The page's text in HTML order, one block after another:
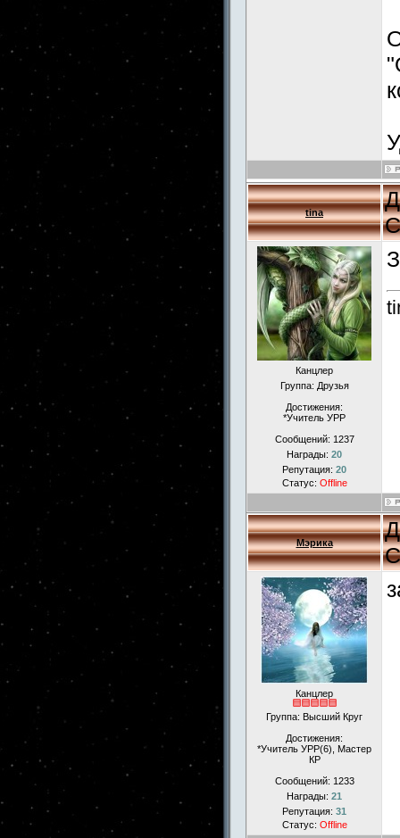
tina
Канцлер
Группа: Друзья
Достижения:
*Учитель УРР
Сообщений: 1237
Награды: 20
Репутация: 20
Статус: Offline
Мэрика
Канцлер
Группа: Высший Круг
Достижения:
*Учитель УРР(6), Мастер
КР
Сообщений: 1233
Награды: 21
Репутация: 31
Статус: Offline